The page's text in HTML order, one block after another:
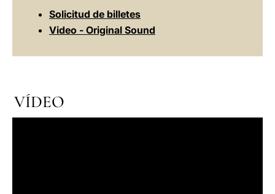
Solicitud de billetes
Video - Original Sound
VÍDEO